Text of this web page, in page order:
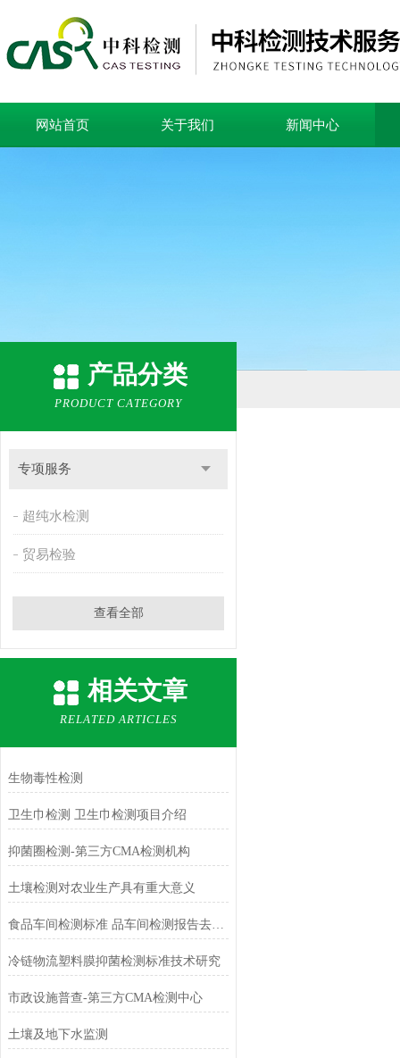
网站首页 关于我们 新闻中心
产品分类
PRODUCT CATEGORY
专项服务
超纯水检测
贸易检验
查看全部
相关文章
RELATED ARTICLES
生物毒性检测
卫生巾检测 卫生巾检测项目介绍
抑菌圈检测-第三方CMA检测机构
土壤检测对农业生产具有重大意义
食品车间检测标准 品车间检测报告去哪办理
冷链物流塑料膜抑菌检测标准技术研究
市政设施普查-第三方CMA检测中心
土壤及地下水监测